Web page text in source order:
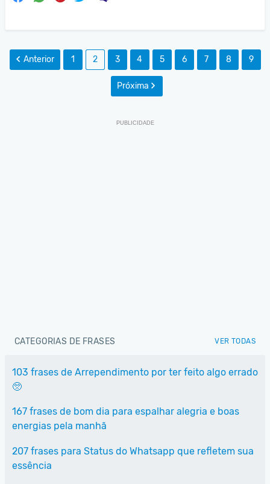
Anterior 1 2 3 4 5 6 7 8 9
Próxima
CATEGORIAS DE FRASES VER TODAS
103 frases de Arrependimento por ter feito algo errado
🥺
167 frases de bom dia para espalhar alegria e boas
energias pela manhã
207 frases para Status do Whatsapp que refletem sua
essência